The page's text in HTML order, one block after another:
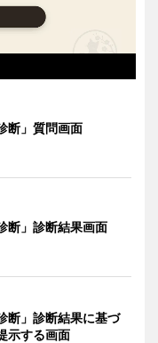
断」質問画面
断」診断結果画面
断」診断結果に基づ
示する画面